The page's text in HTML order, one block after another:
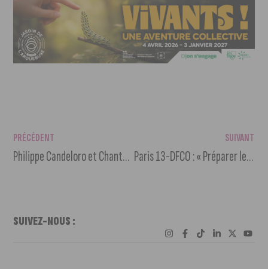
PRÉCÉDENT
Philippe Candeloro et Chantal Ladesou parrain et marraine de la Vente des Vins des Hospices de Nuits-Saint-Georges 2025
SUIVANT
Paris 13-DFCO : « Préparer le match avec de la sérénité, de la rigueur et de l’exigence »
SUIVEZ-NOUS :